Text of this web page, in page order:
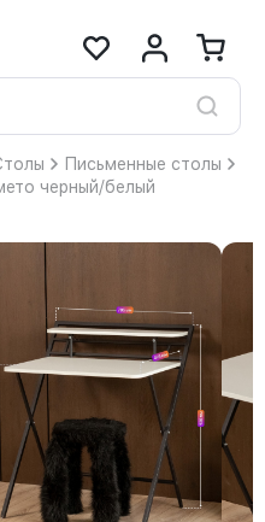
Письменные столы
черный/белый